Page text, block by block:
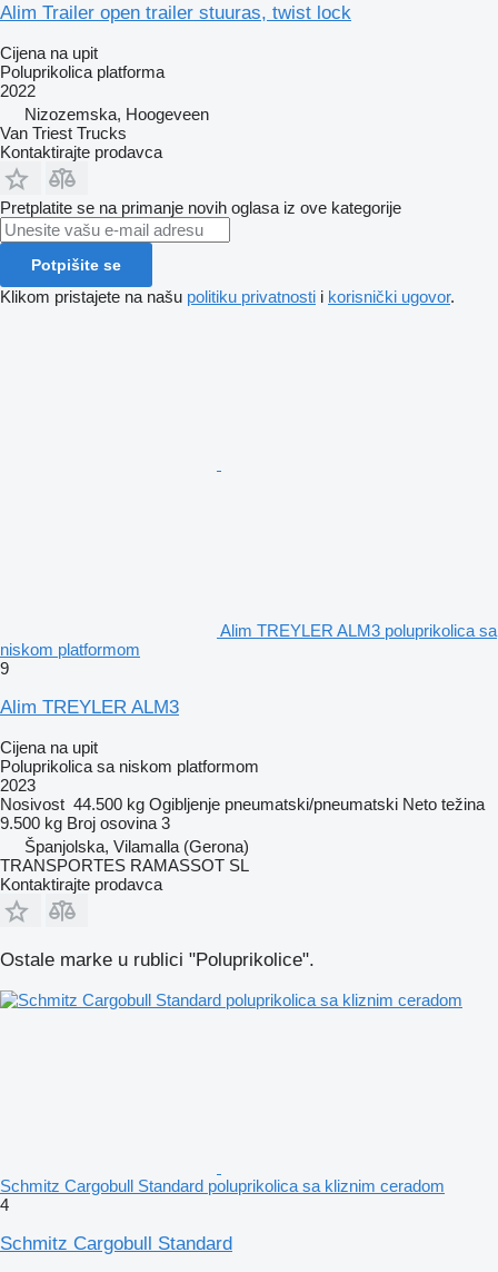
Alim Trailer open trailer stuuras, twist lock
Cijena na upit
Poluprikolica platforma
2022
Nizozemska, Hoogeveen
Van Triest Trucks
Kontaktirajte prodavca
Pretplatite se na primanje novih oglasa iz ove kategorije
Potpišite se
Klikom pristajete na našu politiku privatnosti i korisnički ugovor.
Alim TREYLER ALM3 poluprikolica sa
niskom platformom
9
Alim TREYLER ALM3
Cijena na upit
Poluprikolica sa niskom platformom
2023
Nosivost 44.500 kg Ogibljenje pneumatski/pneumatski Neto težina
9.500 kg Broj osovina 3
Španjolska, Vilamalla (Gerona)
TRANSPORTES RAMASSOT SL
Kontaktirajte prodavca
Ostale marke u rublici "Poluprikolice".
Schmitz Cargobull Standard poluprikolica sa kliznim ceradom
4
Schmitz Cargobull Standard